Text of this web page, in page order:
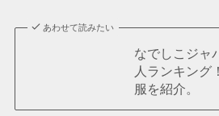
あわせて読みたい
なでしこジャ
人ランキング
服を紹介。